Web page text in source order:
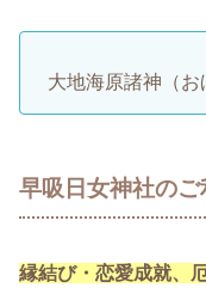
大地海原諸神（お
早吸日女神社のご
縁結び・恋愛成就、